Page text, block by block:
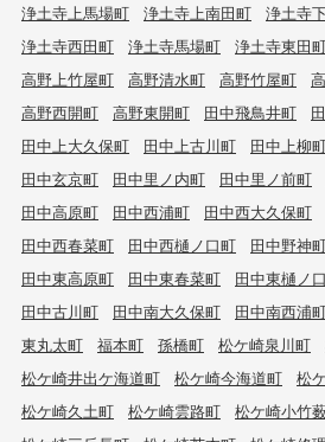
浄土寺上馬場町
浄土寺上南田町 浄土寺
浄土寺西田町
浄土寺馬場町 浄土寺東田
高野上竹屋町
高野清水町 高野竹屋町
高野西開町
高野東開町 田中飛鳥井町
田中上大久保町
田中上古川町 田中上柳
田中玄京町
田中里ノ内町 田中里ノ前町
田中高原町
田中西浦町 田中西大久保町
田中西春菜町
田中西樋ノ口町 田中野神
田中東高原町
田中東春菜町 田中東樋ノ
田中古川町
田中南大久保町 田中南西浦
東丸太町
福本町 孫橋町 松ケ崎泉川町
松ケ崎井出ケ海道町
松ケ崎今海道町 松
松ケ崎久土町
松ケ崎雲路町 松ケ崎小竹